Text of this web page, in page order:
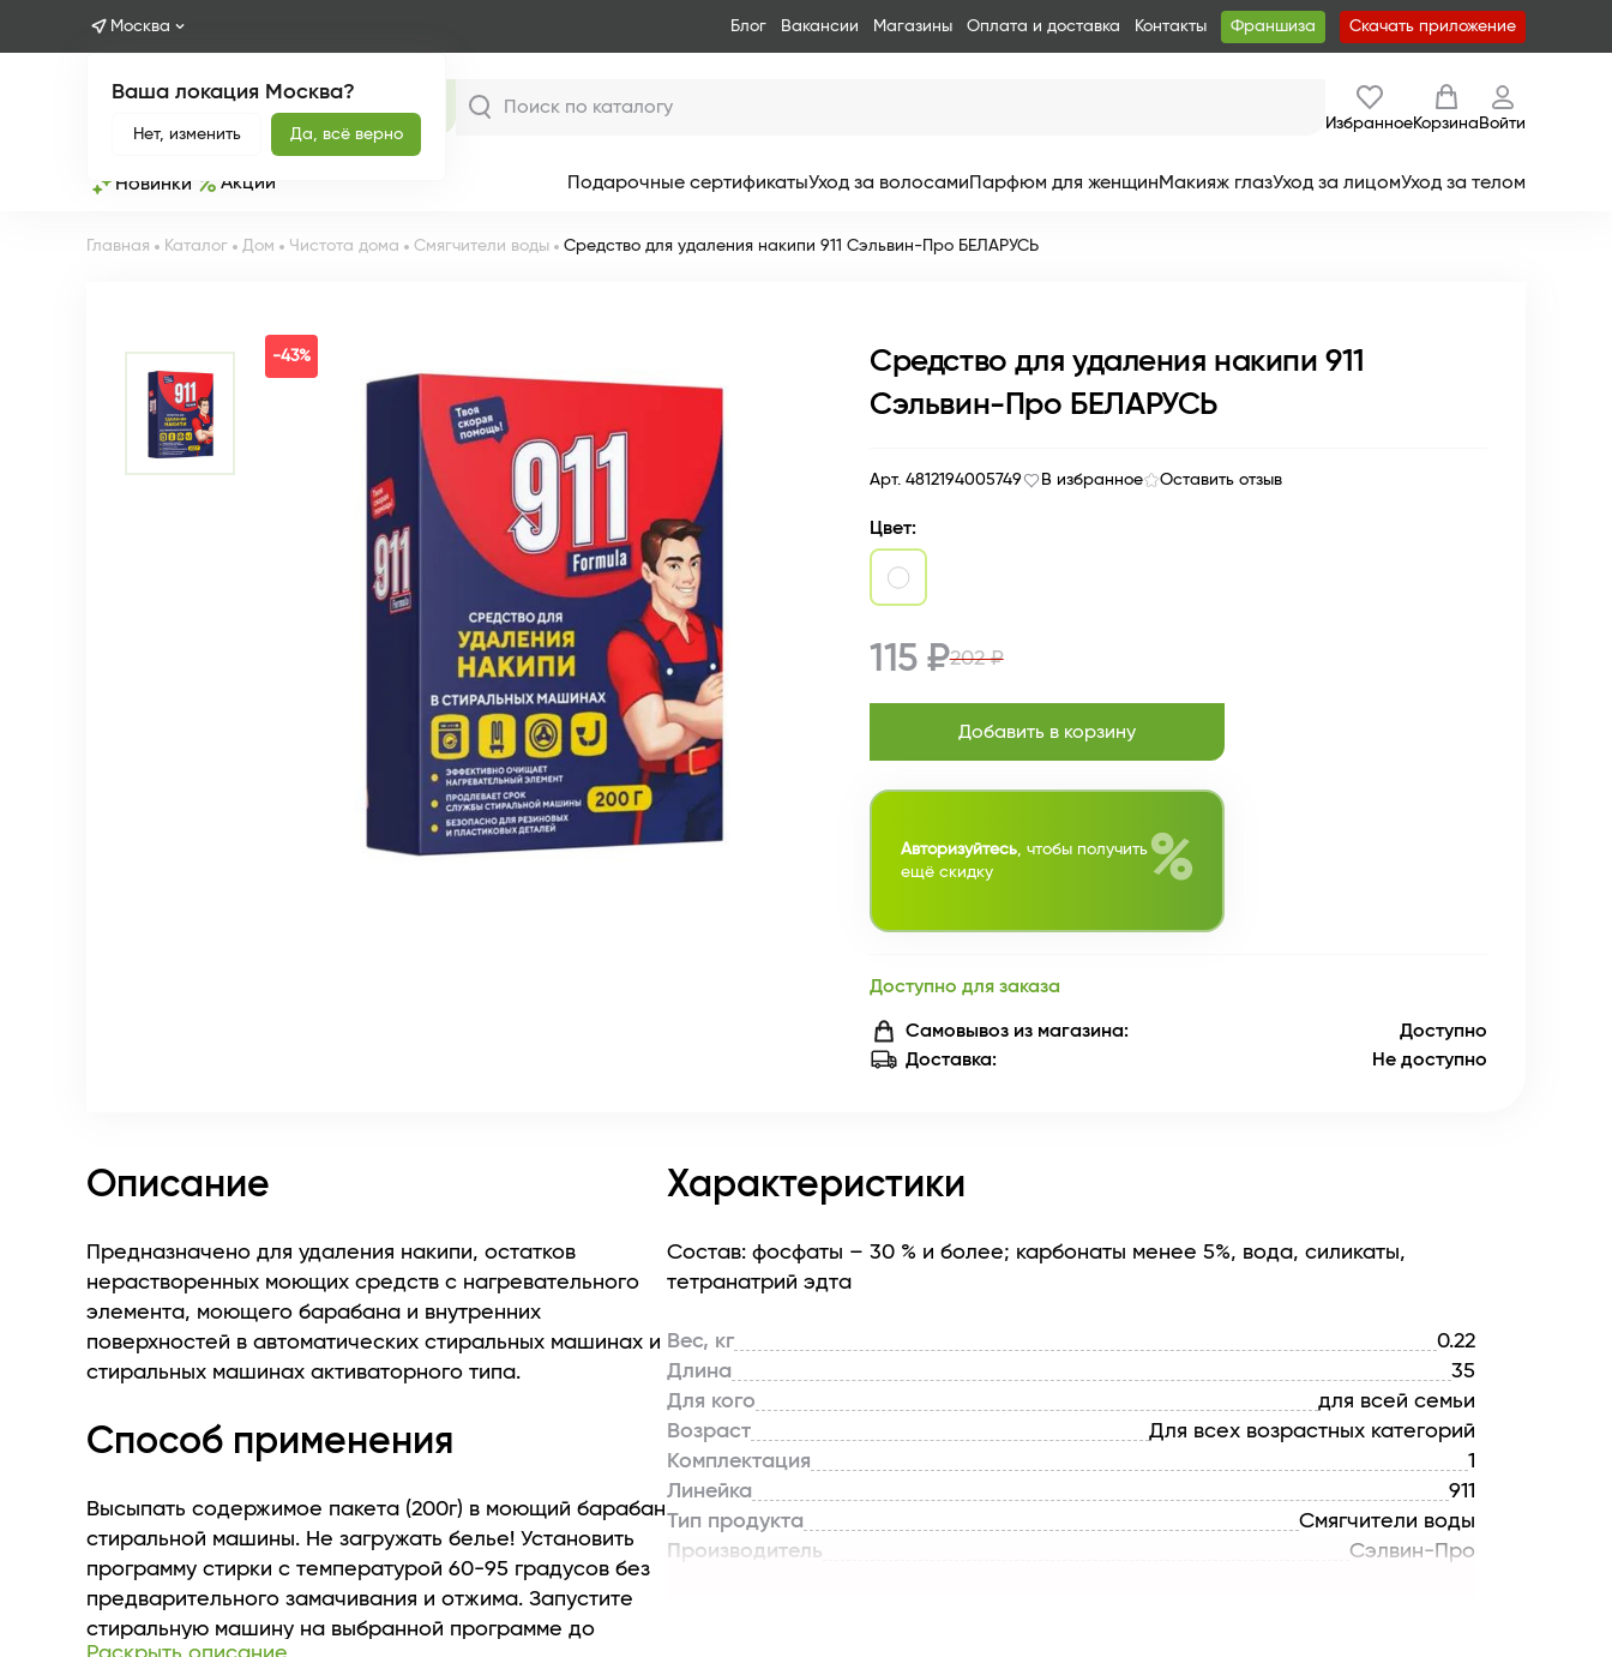
Москва Блог Вакансии Магазины Оплата и доставка Контакты Франшиза Скачать приложение
Ваша локация Москва?
Нет, изменить Да, всё верно
ИзбранноеКорзина Войти
Новинки Акции Подарочные сертификатыУход за волосамиПарфюм для женщинМакияж глазУход за лицомУход за телом
Главная Каталог Дом Чистота дома Смягчители воды Средство для удаления накипи 911 Сэльвин-Про БЕЛАРУСЬ
-43%
Средство для удаления накипи 911
Сэльвин-Про БЕЛАРУСЬ
Арт. 4812194005749 В избранное Оставить отзыв
Цвет:
115 ₽202 ₽
Добавить в корзину
Авторизуйтесь , чтобы получить
ещё скидку
%
Доступно для заказа
Самовывоз из магазина:
Доступно
Доставка:
Не доступно
Описание
Предназначено для удаления накипи, остатков
нерастворенных моющих средств с нагревательного
элемента, моющего барабана и внутренних
поверхностей в автоматических стиральных машинах и
стиральных машинах активаторного типа.
Способ применения
Высыпать содержимое пакета (200г) в моющий барабан
стиральной машины. Не загружать белье! Установить
программу стирки с температурой 60-95 градусов без
предварительного замачивания и отжима. Запустите
стиральную машину на выбранной программе до
Характеристики
Состав: фосфаты – 30 % и более; карбонаты менее 5%, вода, силикаты,
тетранатрий эдта
Вес, кг
0.22
Длина
35
Для кого
для всей семьи
Возраст
Для всех возрастных категорий
Комплектация
1
Линейка
911
Тип продукта
Смягчители воды
Производитель
Сэлвин-Про